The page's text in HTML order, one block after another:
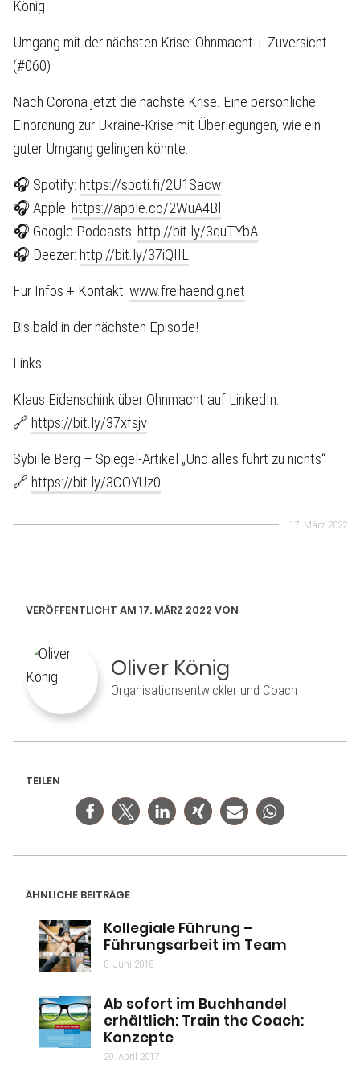
König
Umgang mit der nächsten Krise: Ohnmacht + Zuversicht
(#060)
Nach Corona jetzt die nächste Krise. Eine persönliche
Einordnung zur Ukraine-Krise mit Überlegungen, wie ein
guter Umgang gelingen könnte.
🎧 Spotify: https://spoti.fi/2U1Sacw
🎧 Apple: https://apple.co/2WuA4Bl
🎧 Google Podcasts: http://bit.ly/3quTYbA
🎧 Deezer: http://bit.ly/37iQIIL
Für Infos + Kontakt: www.freihaendig.net
Bis bald in der nächsten Episode!
Links:
Klaus Eidenschink über Ohnmacht auf LinkedIn:
🔗 https://bit.ly/37xfsjv
Sybille Berg – Spiegel-Artikel „Und alles führt zu nichts“
🔗 https://bit.ly/3COYUz0
17. März 2022
VERÖFFENTLICHT AM 17. MÄRZ 2022 VON
Oliver König
Organisationsentwickler und Coach
TEILEN
ÄHNLICHE BEITRÄGE
Kollegiale Führung –
Führungsarbeit im Team
8. Juni 2018
Ab sofort im Buchhandel
erhältlich: Train the Coach:
Konzepte
20. April 2017